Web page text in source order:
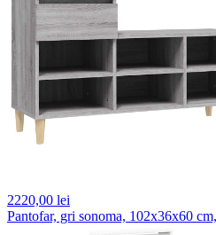
2220,00 lei
Pantofar, gri sonoma, 102x36x60